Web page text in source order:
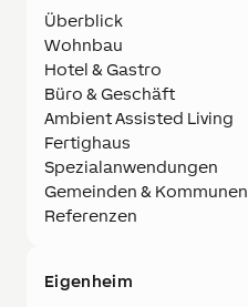
Überblick
Wohnbau
Hotel & Gastro
Büro & Geschäft
Ambient Assisted Living
Fertighaus
Spezialanwendungen
Gemeinden & Kommunen
Referenzen
Eigenheim